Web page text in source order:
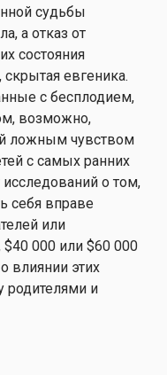
судьбы
а отказ от
состояния
евгеника.
с бесплодием,
возможно,
ложным чувством
с самых ранних
о том,
себя вправе
или
$40 000 или $60 000
влиянии этих
и